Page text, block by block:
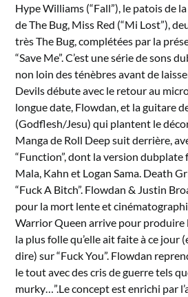
Hype Williams (“Fall”), le patois de
de The Bug, Miss Red (“Mi Lost”),
très The Bug, complétées par la
“Save Me”. C’est une série de sons
non loin des ténèbres avant de
Devils débute avec le retour au
longue date, Flowdan, et la guitare
(Godflesh/Jesu) qui plantent le décor
Manga de Roll Deep suit derrière,
“Function”, dont la version dubplate
Mala, Kahn et Logan Sama. Death
“Fuck A Bitch”. Flowdan & Justin
pour la mort lente et
Warrior Queen arrive pour produire
la plus folle qu’elle ait faite à ce jour
dire) sur “Fuck You”. Flowdan
le tout avec des cris de guerre tels
murky…”.Le concept est enrichi par